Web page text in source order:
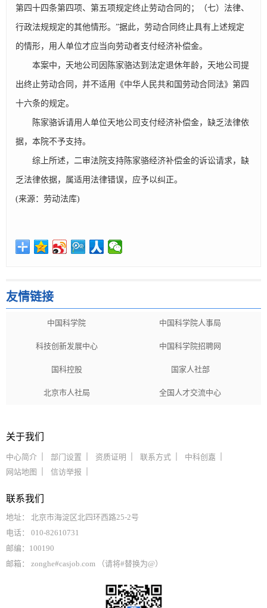
第四十四条第四项、第五项规定终止劳动合同的；（七）法律、
行政法规规定的其他情形。”据此，劳动合同终止具有上述规定
的情形，用人单位才应当向劳动者支付经济补偿金。
本案中，天地公司因陈家骆达到法定退休年龄，天地公司提
出终止劳动合同，并不适用《中华人民共和国劳动合同法》第四
十六条的规定。
陈家骆诉请用人单位天地公司支付经济补偿金，缺乏法律依
据，本院不予支持。
综上所述，二审法院支持陈家骆经济补偿金的诉讼请求，缺
乏法律依据，属适用法律错误，应予以纠正。
(来源：劳动法库)
友情链接
中国科学院 中国科学院人事局
科技创新发展中心 中国科学院招聘网
国科控股 国家人社部
北京市人社局 全国人才交流中心
关于我们
中心简介 部门设置 资质证明 联系方式
中科创嘉
网站地图
信访举报
联系我们
地址： 北京市海淀区北四环西路25-2号
电话： 010-82610731
邮编：100190
邮箱： zonghe#casjob.com （请将#替换为@）